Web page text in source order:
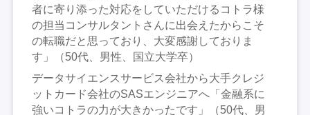
者に寄り添った対応をしていただけるコトラ様
の担当コンサルタントさんに出会えたからこそ
の転職だと思っており、大変感謝しておりま
す」（50代、男性、国立大学卒）
データサイエンスサービス会社から大手クレジ
ットカード会社のSASエンジニアへ「金融系に
強いコトラの力が大きかったです」（50代、男